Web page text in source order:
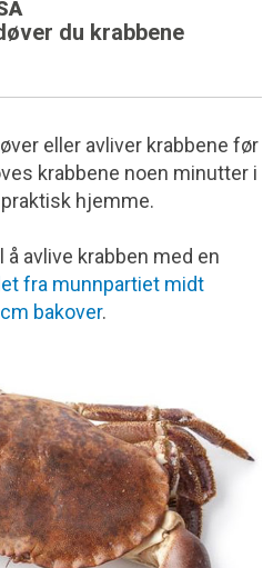
du krabbene
eller avliver krabbene før
krabbene noen minutter i
hjemme.
avlive krabben med en
fra munnpartiet midt
bakover.